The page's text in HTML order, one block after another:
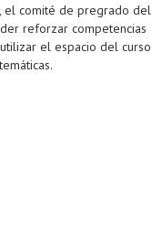
el comité de pregrado del
reforzar competencias
el espacio del curso